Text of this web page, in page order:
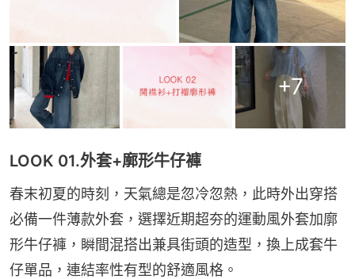
+7
LOOK 01.外套+廓形牛仔褲
春末初夏的時刻，天氣總是忽冷忽熱，此時外出穿搭
必備一件薄款外套，選擇近期超夯的運動風外套加廓
形牛仔褲，瞬間混搭出兼具街頭的造型，換上成套牛
仔單品，連結率性有型的舒適風格。